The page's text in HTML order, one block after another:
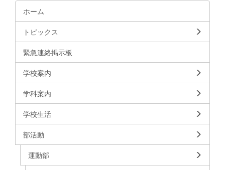
ホーム
トピックス
緊急連絡掲示板
学校案内
学科案内
学校生活
部活動
運動部